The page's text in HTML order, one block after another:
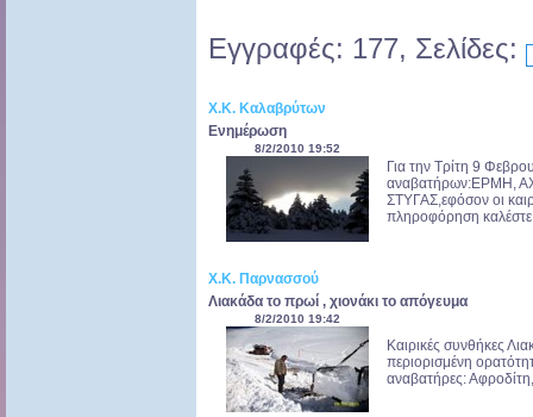
Εγγραφές: 177, Σελίδες:
Χ.Κ. Καλαβρύτων
Ενημέρωση
8/2/2010 19:52
Για την Τρίτη 9
αναβατήρων:ΕΡΜΗ,
ΣΤΥΓΑΣ,εφόσον οι
πληροφόρηση
Χ.Κ. Παρνασσού
Λιακάδα το πρωί , χιονάκι το απόγευμα
8/2/2010 19:42
Καιρικές συνθήκες
περιορισμένη
αναβατήρες: